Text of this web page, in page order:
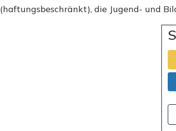
(haftungsbeschränkt), die Jugend- und